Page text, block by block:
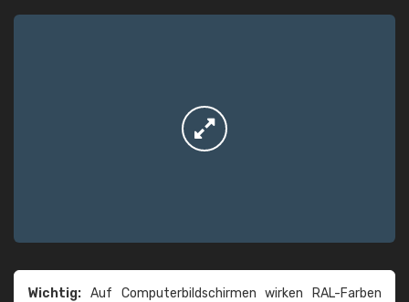
Wichtig: Auf Computerbildschirmen wirken RAL-Farben